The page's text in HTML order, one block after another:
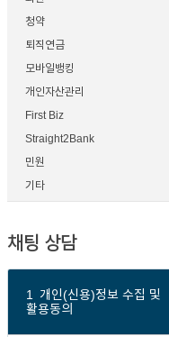
청약
퇴직연금
모바일뱅킹
개인자산관리
First Biz
Straight2Bank
민원
기타
채팅 상담
1
개인(신용)정보 수집 및
활용동의